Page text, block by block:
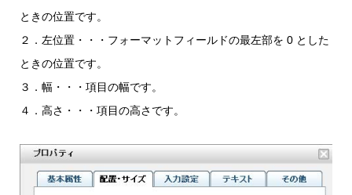
ときの位置です。
２．左位置・・・フォーマットフィールドの最左部を 0 とした
ときの位置です。
３．幅・・・項目の幅です。
４．高さ・・・項目の高さです。